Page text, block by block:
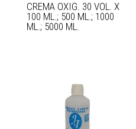
CREMA OXIG. 30 VOL. X
100 ML.; 500 ML.; 1000
ML.; 5000 ML.